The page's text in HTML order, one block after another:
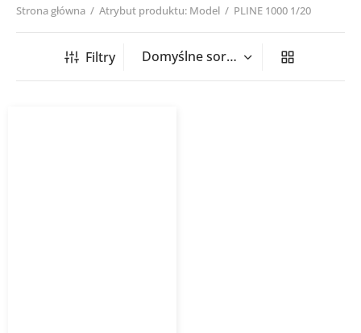
Strona główna / Atrybut produktu: Model / PLINE 1000 1/20
Filtry